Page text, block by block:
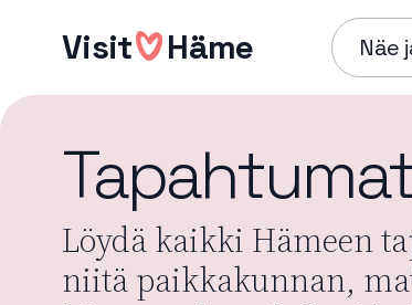
sisältöönVisit Häme Näe
Löydä kaikki Hämeen
niitä paikkakunnan,